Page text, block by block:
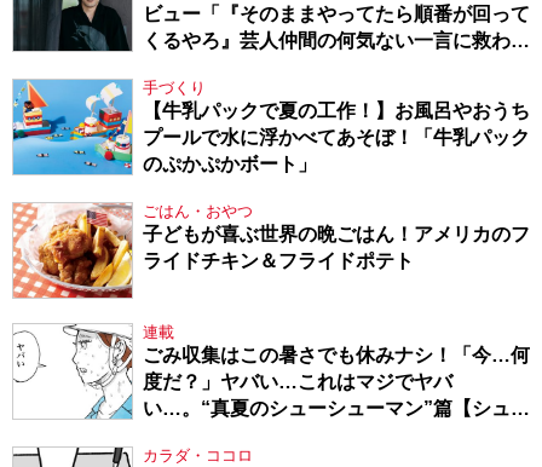
ビュー「『そのままやってたら順番が回って
くるやろ』芸人仲間の何気ない一言に救われ
手づくり
【牛乳パックで夏の工作！】お風呂やおうち
プールで水に浮かべてあそぼ！「牛乳パック
のぷかぷかボート」
ごはん・おやつ
子どもが喜ぶ世界の晩ごはん！アメリカのフ
ライドチキン＆フライドポテト
連載
ごみ収集はこの暑さでも休みナシ！「今…何
度だ？」ヤバい…これはマジでヤバ
い…。“真夏のシューシューマン”篇【シュー
カラダ・ココロ